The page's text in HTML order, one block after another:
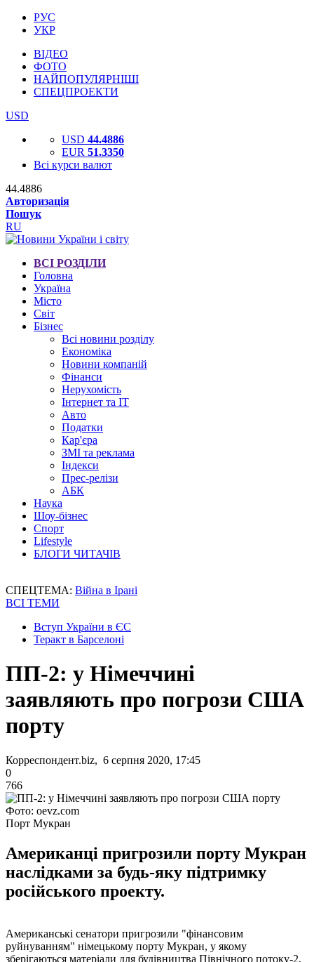
РУС
УКР
ВІДЕО
ФОТО
НАЙПОПУЛЯРНІШІ
СПЕЦПРОЕКТИ
USD
USD 44.4886
EUR 51.3350
Всі курси валют
44.4886
Авторизація
Пошук
RU
ВСІ РОЗДІЛИ
Головна
Україна
Місто
Світ
Бізнес
Всі новини розділу
Економіка
Новини компаній
Фінанси
Нерухомість
Інтернет та IT
Авто
Податки
Кар'єра
ЗМІ та реклама
Індекси
Прес-релізи
АБК
Наука
Шоу-бізнес
Спорт
Lifestyle
БЛОГИ ЧИТАЧІВ
СПЕЦТЕМА: Війна в Ірані
ВСІ ТЕМИ
Вступ України в ЄС
Теракт в Барселоні
ПП-2: у Німеччині
заявляють про погрози США
порту
Корреспондент.biz, 6 серпня 2020, 17:45
0
766
Фото: oevz.com
Порт Мукран
Американці пригрозили порту Мукран
наслідками за будь-яку підтримку
російського проекту.
Американські сенатори пригрозили "фінансовим
руйнуванням" німецькому порту Мукран, у якому
зберігаються матеріали для будівництва Північного потоку-2,